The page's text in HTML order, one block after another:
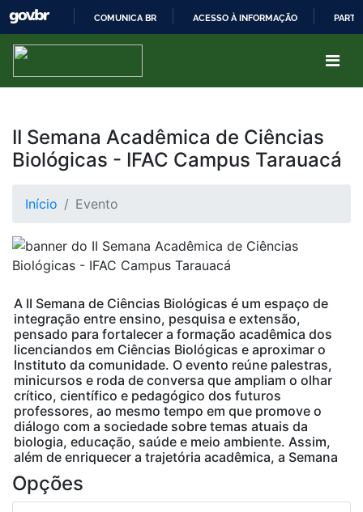
COMUNICA BR ACESSO À INFORMAÇÃO
II Semana Acadêmica de Ciências
Biológicas - IFAC Campus Tarauacá
Início Evento
A II Semana de Ciências Biológicas é um espaço de
integração entre ensino, pesquisa e extensão,
pensado para fortalecer a formação acadêmica dos
licenciandos em Ciências Biológicas e aproximar o
Instituto da comunidade. O evento reúne palestras,
minicursos e roda de conversa que ampliam o olhar
crítico, científico e pedagógico dos futuros
professores, ao mesmo tempo em que promove o
diálogo com a sociedade sobre temas atuais da
biologia, educação, saúde e meio ambiente. Assim,
além de enriquecer a trajetória acadêmica, a Semana
reafirma o compromisso coletivo com a valorização
da ciência, da educação e da conscientização
socioambiental.
Opções